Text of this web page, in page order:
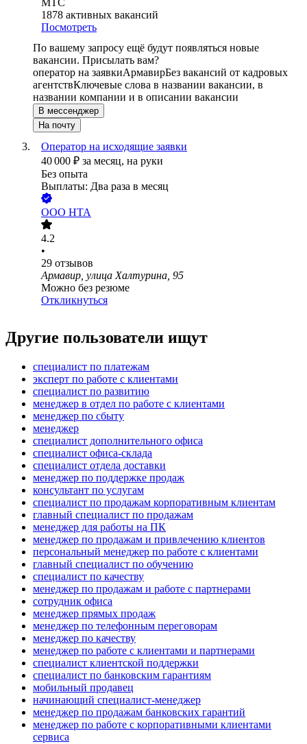
МТС
1878 активных вакансий
Посмотреть
По вашему запросу ещё будут появляться новые
вакансии. Присылать вам?
оператор на заявкиАрмавирБез вакансий от кадровых
агентствКлючевые слова в названии вакансии, в
названии компании и в описании вакансии
В мессенджер
На почту
Оператор на исходящие заявки
40 000 ₽ за месяц, на руки
Без опыта
Выплаты: Два раза в месяц
ООО НТА
4.2
•
29 отзывов
Армавир, улица Халтурина, 95
Можно без резюме
Откликнуться
Другие пользователи ищут
специалист по платежам
эксперт по работе с клиентами
специалист по развитию
менеджер в отдел по работе с клиентами
менеджер по сбыту
менеджер
специалист дополнительного офиса
специалист офиса-склада
специалист отдела доставки
менеджер по поддержке продаж
консультант по услугам
специалист по продажам корпоративным клиентам
главный специалист по продажам
менеджер для работы на ПК
менеджер по продажам и привлечению клиентов
персональный менеджер по работе с клиентами
главный специалист по обучению
специалист по качеству
менеджер по продажам и работе с партнерами
сотрудник офиса
менеджер прямых продаж
менеджер по телефонным переговорам
менеджер по качеству
менеджер по работе с клиентами и партнерами
специалист клиентской поддержки
специалист по банковским гарантиям
мобильный продавец
начинающий специалист-менеджер
менеджер по продажам банковских гарантий
менеджер по работе с корпоративными клиентами
сервиса